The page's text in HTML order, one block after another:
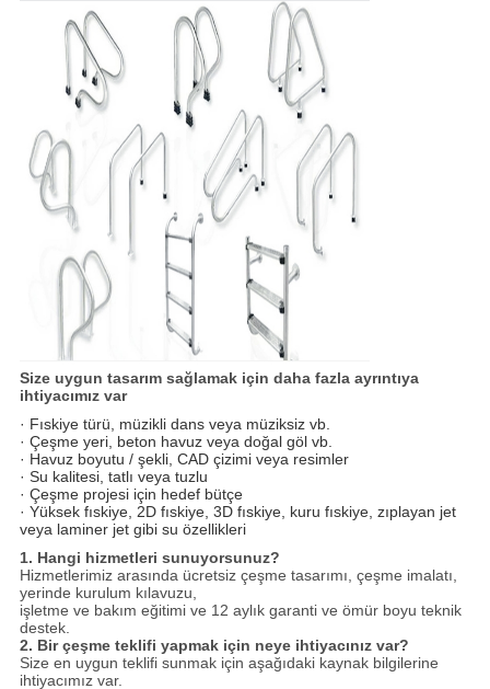
Size uygun tasarım sağlamak için daha fazla ayrıntıya
ihtiyacımız var
· Fıskiye türü, müzikli dans veya müziksiz vb.
· Çeşme yeri, beton havuz veya doğal göl vb.
· Havuz boyutu / şekli, CAD çizimi veya resimler
· Su kalitesi, tatlı veya tuzlu
· Çeşme projesi için hedef bütçe
· Yüksek fıskiye, 2D fıskiye, 3D fıskiye, kuru fıskiye, zıplayan jet
veya laminer jet gibi su özellikleri
1. Hangi hizmetleri sunuyorsunuz?
Hizmetlerimiz arasında ücretsiz çeşme tasarımı, çeşme imalatı,
yerinde kurulum kılavuzu,
işletme ve bakım eğitimi ve 12 aylık garanti ve ömür boyu teknik
destek.
2. Bir çeşme teklifi yapmak için neye ihtiyacınız var?
Size en uygun teklifi sunmak için aşağıdaki kaynak bilgilerine
ihtiyacımız var.